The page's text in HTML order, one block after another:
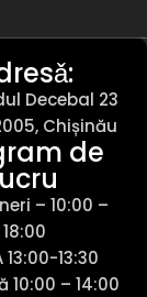
Decebal 23
Chișinău
de
– 10:00 –
18:00
13:00-13:30
10:00 – 14:00